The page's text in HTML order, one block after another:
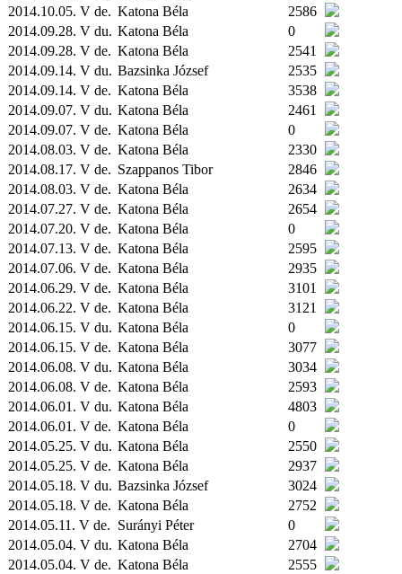
2014.10.05. V de. Katona Béla
2586
2014.09.28. V du. Katona Béla
0
2014.09.28. V de. Katona Béla
2541
2014.09.14. V du. Bazsinka József
2535
2014.09.14. V de. Katona Béla
3538
2014.09.07. V du. Katona Béla
2461
2014.09.07. V de. Katona Béla
0
2014.08.03. V de. Katona Béla
2330
2014.08.17. V de. Szappanos Tibor
2846
2014.08.03. V de. Katona Béla
2634
2014.07.27. V de. Katona Béla
2654
2014.07.20. V de. Katona Béla
0
2014.07.13. V de. Katona Béla
2595
2014.07.06. V de. Katona Béla
2935
2014.06.29. V de. Katona Béla
3101
2014.06.22. V de. Katona Béla
3121
2014.06.15. V du. Katona Béla
0
2014.06.15. V de. Katona Béla
3077
2014.06.08. V du. Katona Béla
3034
2014.06.08. V de. Katona Béla
2593
2014.06.01. V du. Katona Béla
4803
2014.06.01. V de. Katona Béla
0
2014.05.25. V du. Katona Béla
2550
2014.05.25. V de. Katona Béla
2937
2014.05.18. V du. Bazsinka József
3024
2014.05.18. V de. Katona Béla
2752
2014.05.11. V de. Surányi Péter
0
2014.05.04. V du. Katona Béla
2704
2014.05.04. V de. Katona Béla
2555